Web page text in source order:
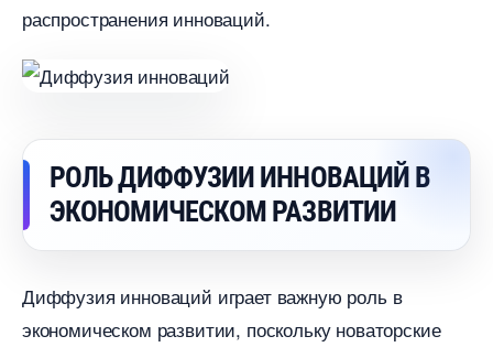
распространения инноваций.
РОЛЬ ДИФФУЗИИ ИННОВАЦИЙ
ЭКОНОМИЧЕСКОМ РАЗВИТИИ
Диффузия инноваций играет важную роль
экономическом развитии, поскольку новаторские